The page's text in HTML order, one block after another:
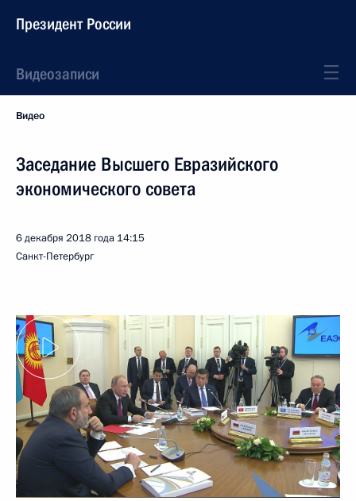
Президент России
Видеозаписи
Видео
Заседание Высшего Евразийского
экономического совета
6 декабря 2018 года 14:15
Санкт-Петербург